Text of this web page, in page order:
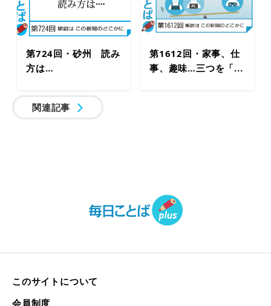
第724回・砂州 読み
方は…
第1612回・家事、仕
事、趣味…三つを「...
関連記事
このサイトについて
会員制度